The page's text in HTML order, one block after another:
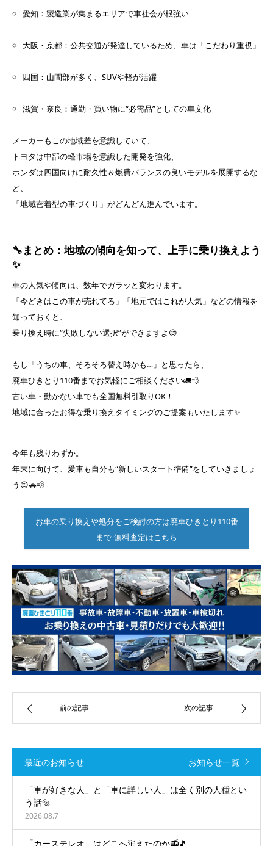
愛知：製造業が集まるエリアで車社会が根強い
大阪・京都：公共交通が発達しているため、車は「こだわり重視」
四国：山間部が多く、SUVや軽が活躍
滋賀・奈良：通勤・買い物に“必需品”としての車文化
メーカーもこの地域差を意識していて、
トヨタは中部の軽市場を意識した開発を強化、
ホンダは四国向けに耐久性＆燃費バランスの良いモデルを展開するな
ど、
「地域密着型の車づくり」がどんどん進んでいます。
🔧まとめ：地域の傾向を知って、上手に乗り換えよう
✨
車の人気や傾向は、数年でガラッと変わります。
「今どきはこの車が売れてる」「地元ではこれが人気」などの情報を
知っておくと、
乗り換え時に“失敗しない選択”ができますよ😊
もし「うちの車、そろそろ替え時かも…」と思ったら、
廃車ひきとり110番までお気軽にご相談ください🚛💨
古い車・動かない車でも全国無料引取りOK！
地域に合ったお得な乗り換えタイミングのご提案もいたします✨
今年も残りわずか。
年末に向けて、愛車も自分も“新しいスタート準備”をしていきましょ
う😊🚗💨
お車の乗り換えや処分をご検討の方は廃車ひきとり110番
まで-無料査定はこちら
前の記事 次の記事
最近のお知らせ お知らせ一覧
「車が好きな人」と「車に詳しい人」は全く別の人種とい
う話🔩
2026.08.7
「カーステレオ」はどこへ消えたのか📻🎵